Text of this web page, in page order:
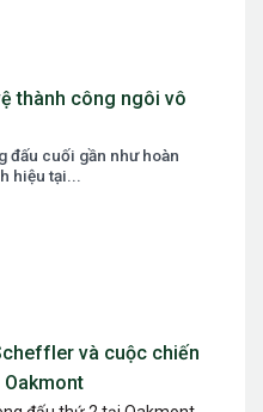
thành công ngôi vô
đấu cuối gần như hoàn
hiệu tại...
và cuộc chiến